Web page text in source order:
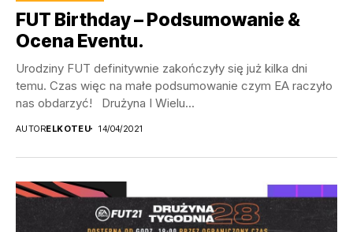
FUT Birthday – Podsumowanie &
Ocena Eventu.
Urodziny FUT definitywnie zakończyły się już kilka dni
temu. Czas więc na małe podsumowanie czym EA raczyło
nas obdarzyć! Drużyna I Wielu...
AUTORELKOTEU 14/04/2021